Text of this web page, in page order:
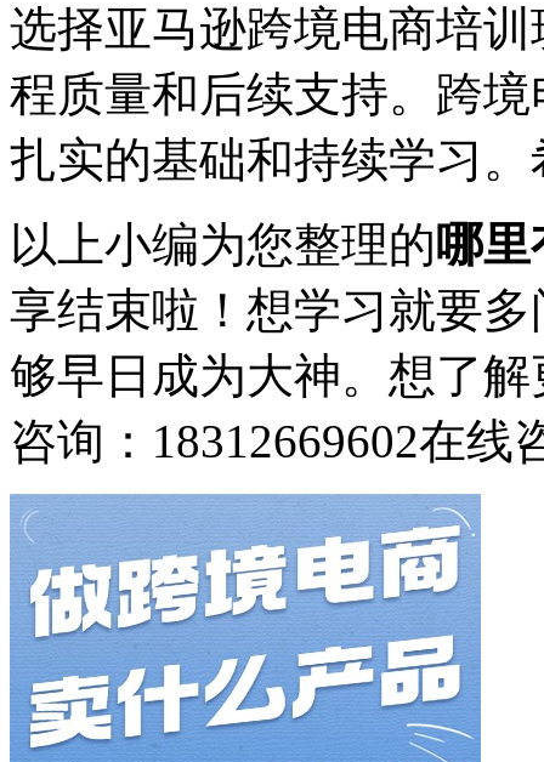
选择亚马逊跨境电商培
程质量和后续支持。跨
扎实的基础和持续学习
以上小编为您整理的哪里
享结束啦！想学习就要
够早日成为大神。想了
咨询：18312669602在线